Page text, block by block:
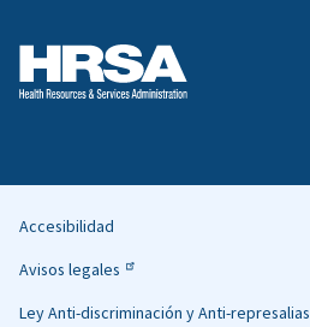
Helpful
Links
Accesibilidad
Avisos legales
Ley Anti-discriminación y Anti-represalias